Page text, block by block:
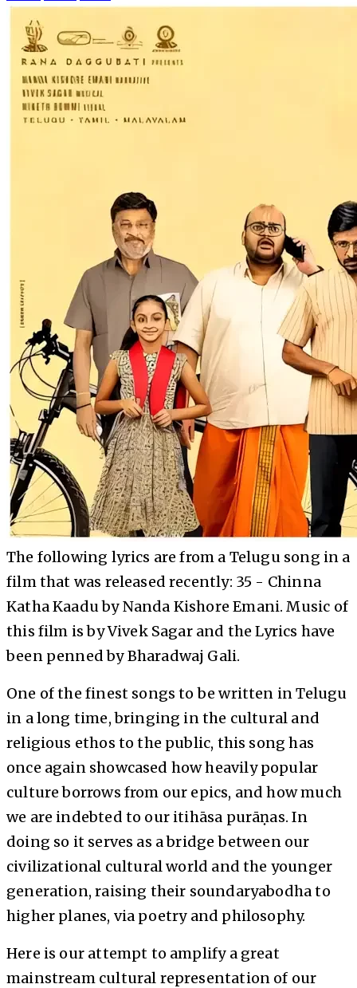
The following lyrics are from a Telugu song in a
film that was released recently: 35 - Chinna
Katha Kaadu by Nanda Kishore Emani. Music of
this film is by Vivek Sagar and the Lyrics have
been penned by Bharadwaj Gali.
One of the finest songs to be written in Telugu
in a long time, bringing in the cultural and
religious ethos to the public, this song has
once again showcased how heavily popular
culture borrows from our epics, and how much
we are indebted to our itihāsa purāṇas. In
doing so it serves as a bridge between our
civilizational cultural world and the younger
generation, raising their soundaryabodha to
higher planes, via poetry and philosophy.
Here is our attempt to amplify a great
mainstream cultural representation of our